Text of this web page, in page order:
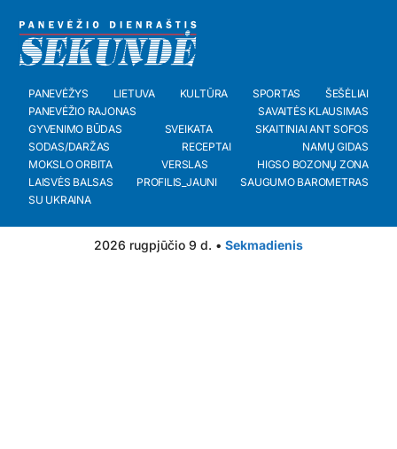
PANEVĖŽYS LIETUVA KULTŪRA SPORTAS
ŠEŠĖLIAI
PANEVĖŽIO RAJONAS
SAVAITĖS KLAUSIMAS
GYVENIMO BŪDAS
SVEIKATA
SKAITINIAI ANT SOFOS
SODAS/DARŽAS
RECEPTAI
NAMŲ GIDAS
MOKSLO ORBITA
VERSLAS
HIGSO BOZONŲ ZONA
LAISVĖS BALSAS
PROFILIS_JAUNI
SAUGUMO BAROMETRAS
SU UKRAINA
2026 rugpjūčio 9 d. • Sekmadienis